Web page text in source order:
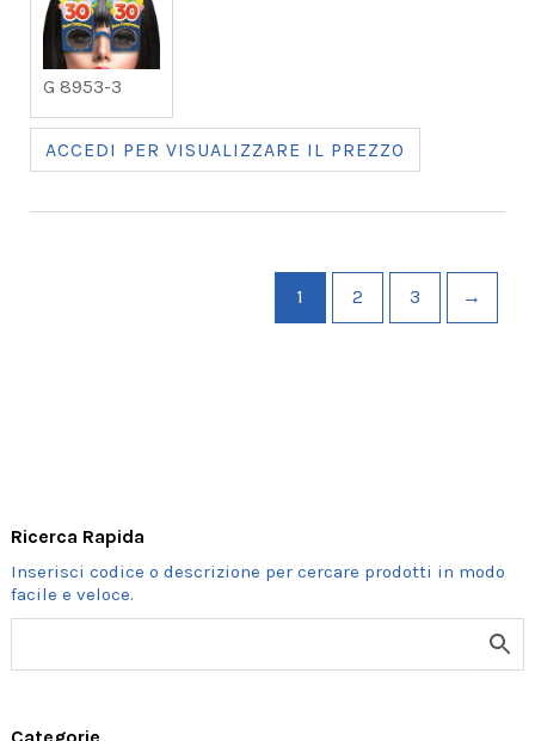
Ricerca Rapida
G 8953-3
ACCEDI PER VISUALIZZARE IL PREZZO
1 2 3 →